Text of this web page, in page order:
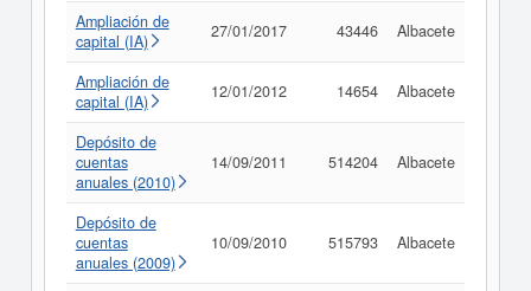
Ampliación de
capital (IA)
27/01/2017 43446 Albacete
Ampliación de
capital (IA)
12/01/2012 14654 Albacete
Depósito de
cuentas
anuales (2010)
14/09/2011 514204 Albacete
Depósito de
cuentas
anuales (2009)
10/09/2010 515793 Albacete